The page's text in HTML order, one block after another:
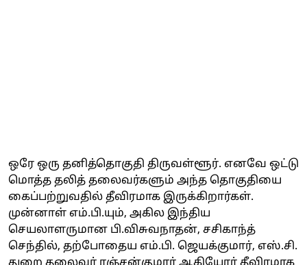
ஒரே ஒரு தனித்தொகுதி திருவள்ளூர். எனவே ஒட்டு
மொத்த தலித் தலைவர்களும் அந்த தொகுதியை
கைப்பற்றுவதில் தீவிரமாக இருக்கிறார்கள்.
முன்னாள் எம்.பி.யும், அகில இந்திய
செயலாளருமான பி.விசுவநாதன், சசிகாந்த்
செந்தில், தற்போதைய எம்.பி. ஜெயக்குமார், எஸ்.சி.